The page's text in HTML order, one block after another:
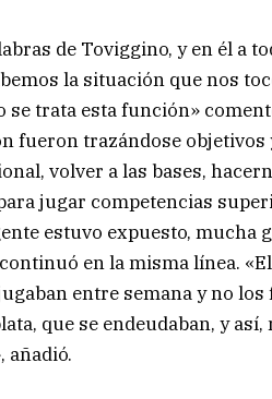
de Toviggino, y en él a
la situación que nos
se trata esta función»
fueron trazándose
volver a las bases,
jugar competencias
estuvo expuesto, mucha
en la misma línea.
entre semana y no
que se endeudaban, y
añadió.